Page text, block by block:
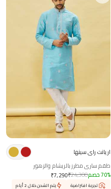
اريانت راي سينها
طقم ساري مطرز بالريشام والزهور
₹7,290₹24,300 70% خصم
تجربة افتراضية يتم الشحن خلال 2 أيام